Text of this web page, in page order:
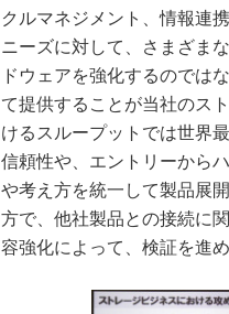
クルマネジメント、情報連
ニーズに対して、さまざま
ドウェアを強化するのでは
て提供することが当社のス
けるスループットでは世界
信頼性や、エントリーから
や考え方を統一して製品展
方で、他社製品との接続に
容強化によって、検証を進